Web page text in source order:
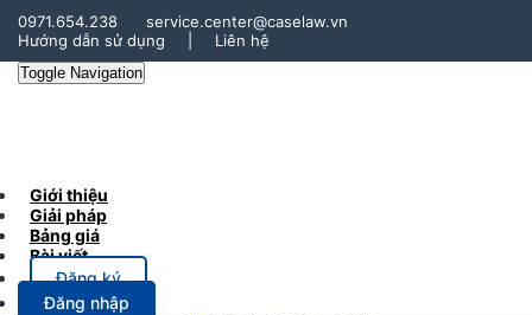
0971.654.238
service.center@caselaw.vn
Hướng dẫn sử dụng
Liên hệ
Toggle Navigation
Giới thiệu
Giải pháp
Bảng giá
Bài viết
Đăng ký
Đăng nhập